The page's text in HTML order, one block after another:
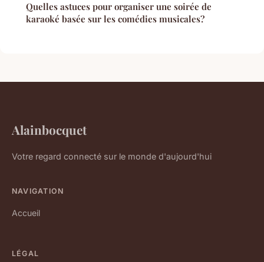
Quelles astuces pour organiser une soirée de
karaoké basée sur les comédies musicales?
Alainbocquet
Votre regard connecté sur le monde d'aujourd'hui
NAVIGATION
Accueil
LÉGAL